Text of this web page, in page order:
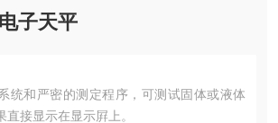
子天平
统和严密的测定程序，可测试固体或液体
直接显示在显示屛上。